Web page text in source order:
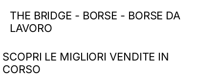
THE BRIDGE - BORSE - BORSE DA
LAVORO
SCOPRI LE MIGLIORI VENDITE IN
CORSO